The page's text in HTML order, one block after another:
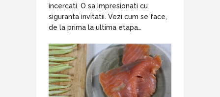
incercati. O sa impresionati cu
siguranta invitatii. Vezi cum se face,
de la prima la ultima etapa…